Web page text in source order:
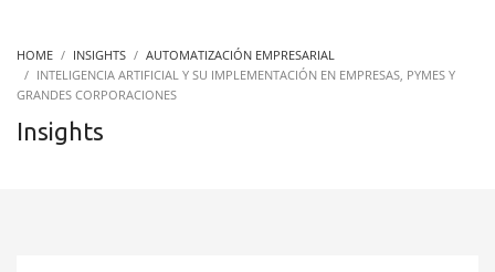
HOME INSIGHTS
AUTOMATIZACIÓN EMPRESARIAL
INTELIGENCIA ARTIFICIAL Y SU IMPLEMENTACIÓN EN EMPRESAS, PYMES Y
GRANDES CORPORACIONES
Insights